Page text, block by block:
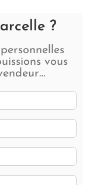
?
vous